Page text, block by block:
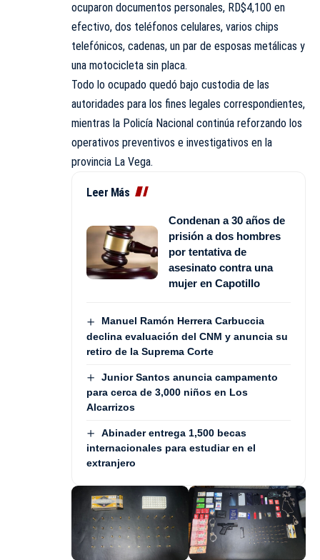
ocuparon documentos personales, RD$4,100 en
efectivo, dos teléfonos celulares, varios chips
telefónicos, cadenas, un par de esposas metálicas y
una motocicleta sin placa.
Todo lo ocupado quedó bajo custodia de las
autoridades para los fines legales correspondientes,
mientras la Policía Nacional continúa reforzando los
operativos preventivos e investigativos en la
provincia La Vega.
Leer Más
Condenan a 30 años de
prisión a dos hombres
por tentativa de
asesinato contra una
mujer en Capotillo
Manuel Ramón Herrera Carbuccia
declina evaluación del CNM y anuncia su
retiro de la Suprema Corte
Junior Santos anuncia campamento
para cerca de 3,000 niños en Los
Alcarrizos
Abinader entrega 1,500 becas
internacionales para estudiar en el
extranjero